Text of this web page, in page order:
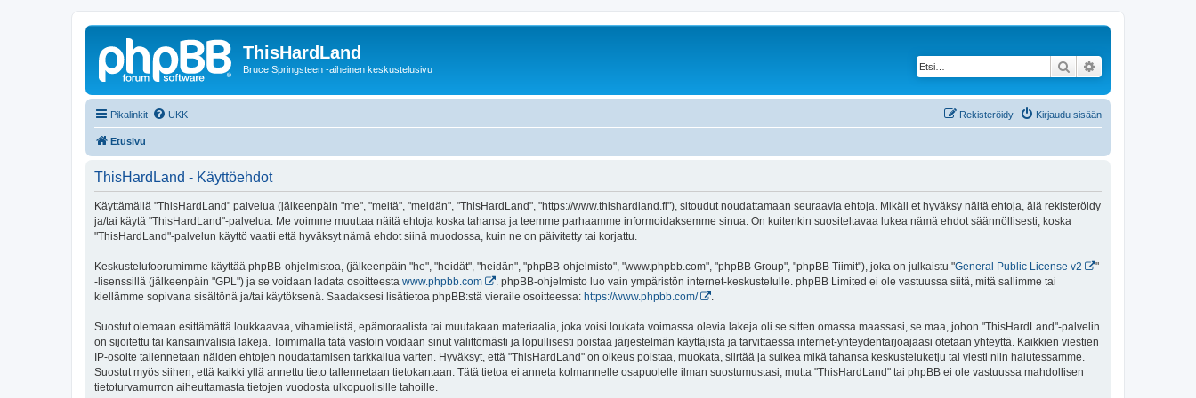
ThisHardLand
Bruce Springsteen -aiheinen keskustelusivu Etsi
Pikalinkit UKK Kirjaudu sisään
Rekisteröidy
Etusivu
ThisHardLand - Käyttöehdot
Käyttämällä "ThisHardLand" palvelua (jälkeenpäin "me", "meitä", "meidän", "ThisHardLand", "https://www.thishardland.fi"), sitoudut noudattamaan seuraavia ehtoja. Mikäli et hyväksy näitä ehtoja, älä rekisteröidy
ja/tai käytä "ThisHardLand"-palvelua. Me voimme muuttaa näitä ehtoja koska tahansa ja teemme parhaamme informoidaksemme sinua. On kuitenkin suositeltavaa lukea nämä ehdot säännöllisesti, koska
"ThisHardLand"-palvelun käyttö vaatii että hyväksyt nämä ehdot siinä muodossa, kuin ne on päivitetty tai korjattu.
Keskustelufoorumimme käyttää phpBB-ohjelmistoa, (jälkeenpäin "he", "heidät", "heidän", "phpBB-ohjelmisto", "www.phpbb.com", "phpBB Group", "phpBB Tiimit"), joka on julkaistu "General Public License v2
"
-lisenssillä (jälkeenpäin "GPL") ja se voidaan ladata osoitteesta www.phpbb.com
. phpBB-ohjelmisto luo vain ympäristön internet-keskustelulle. phpBB Limited ei ole vastuussa siitä, mitä sallimme tai
kiellämme sopivana sisältönä ja/tai käytöksenä. Saadaksesi lisätietoa phpBB:stä vieraile osoitteessa: https://www.phpbb.com/ .
Suostut olemaan esittämättä loukkaavaa, vihamielistä, epämoraalista tai muutakaan materiaalia, joka voisi loukata voimassa olevia lakeja oli se sitten omassa maassasi, se maa, johon "ThisHardLand"-palvelin
on sijoitettu tai kansainvälisiä lakeja. Toimimalla tätä vastoin voidaan sinut välittömästi ja lopullisesti poistaa järjestelmän käyttäjistä ja tarvittaessa internet-yhteydentarjoajaasi otetaan yhteyttä. Kaikkien viestien
IP-osoite tallennetaan näiden ehtojen noudattamisen tarkkailua varten. Hyväksyt, että "ThisHardLand" on oikeus poistaa, muokata, siirtää ja sulkea mikä tahansa keskusteluketju tai viesti niin halutessamme.
Suostut myös siihen, että kaikki yllä annettu tieto tallennetaan tietokantaan. Tätä tietoa ei anneta kolmannelle osapuolelle ilman suostumustasi, mutta "ThisHardLand" tai phpBB ei ole vastuussa mahdollisen
tietoturvamurron aiheuttamasta tietojen vuodosta ulkopuolisille tahoille.